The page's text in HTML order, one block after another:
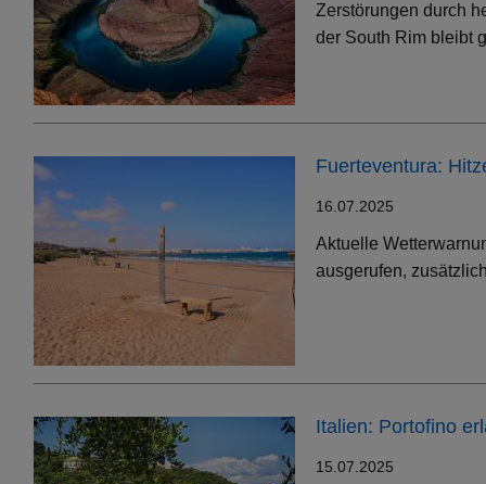
Zerstörungen durch
der South Rim bleibt
Fuerteventura:
16.07.2025
Aktuelle
ausgerufen,
Italien: Portofino
15.07.2025